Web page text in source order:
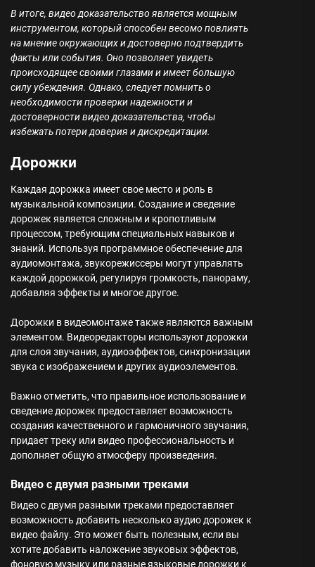
В итоге, видео доказательство является мощным
инструментом, который способен весомо повлиять
на мнение окружающих и достоверно подтвердить
факты или события. Оно позволяет увидеть
происходящее своими глазами и имеет большую
силу убеждения. Однако, следует помнить о
необходимости проверки надежности и
достоверности видео доказательства, чтобы
избежать потери доверия и дискредитации.
Дорожки
Каждая дорожка имеет свое место и роль в
музыкальной композиции. Создание и сведение
дорожек является сложным и кропотливым
процессом, требующим специальных навыков и
знаний. Используя программное обеспечение для
аудиомонтажа, звукорежиссеры могут управлять
каждой дорожкой, регулируя громкость, панораму,
добавляя эффекты и многое другое.
Дорожки в видеомонтаже также являются важным
элементом. Видеоредакторы используют дорожки
для слоя звучания, аудиоэффектов, синхронизации
звука с изображением и других аудиоэлементов.
Важно отметить, что правильное использование и
сведение дорожек предоставляет возможность
создания качественного и гармоничного звучания,
придает треку или видео профессиональность и
дополняет общую атмосферу произведения.
Видео с двумя разными треками
Видео с двумя разными треками предоставляет
возможность добавить несколько аудио дорожек к
видео файлу. Это может быть полезным, если вы
хотите добавить наложение звуковых эффектов,
фоновую музыку или разные языковые дорожки к